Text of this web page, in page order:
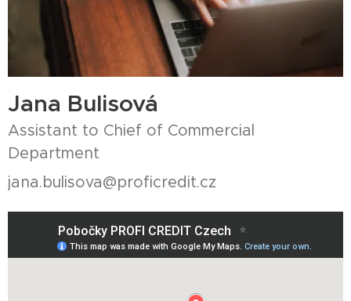
Jana Bulisová
Assistant to Chief of Commercial
Department
jana.bulisova@proficredit.cz